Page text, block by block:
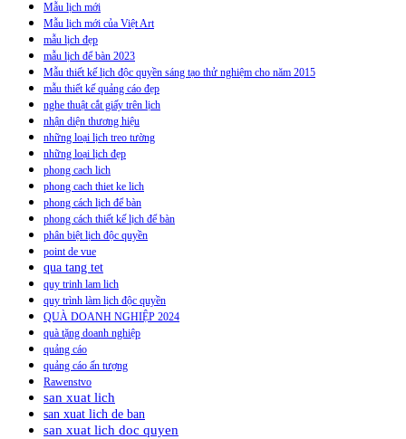
Mẫu lịch mới
Mẫu lịch mới của Việt Art
mẫu lịch đẹp
mẫu lịch để bàn 2023
Mẫu thiết kế lịch độc quyền sáng tạo thử nghiệm cho năm 2015
mẫu thiết kế quảng cáo đẹp
nghe thuật cắt giấy trên lịch
nhận diện thương hiệu
những loại lịch treo tường
những loại lịch đẹp
phong cach lich
phong cach thiet ke lich
phong cách lịch để bàn
phong cách thiết kế lịch để bàn
phân biệt lịch độc quyền
point de vue
qua tang tet
quy trinh lam lich
quy trình làm lịch độc quyền
QUÀ DOANH NGHIỆP 2024
quà tặng doanh nghiệp
quảng cáo
quảng cáo ấn tượng
Rawenstvo
san xuat lich
san xuat lich de ban
san xuat lich doc quyen